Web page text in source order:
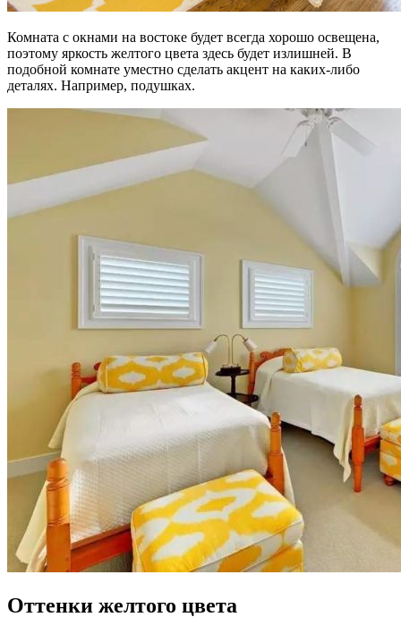
Комната с окнами на востоке будет всегда хорошо освещена,
поэтому яркость желтого цвета здесь будет излишней. В
подобной комнате уместно сделать акцент на каких-либо
деталях. Например, подушках.
Оттенки желтого цвета